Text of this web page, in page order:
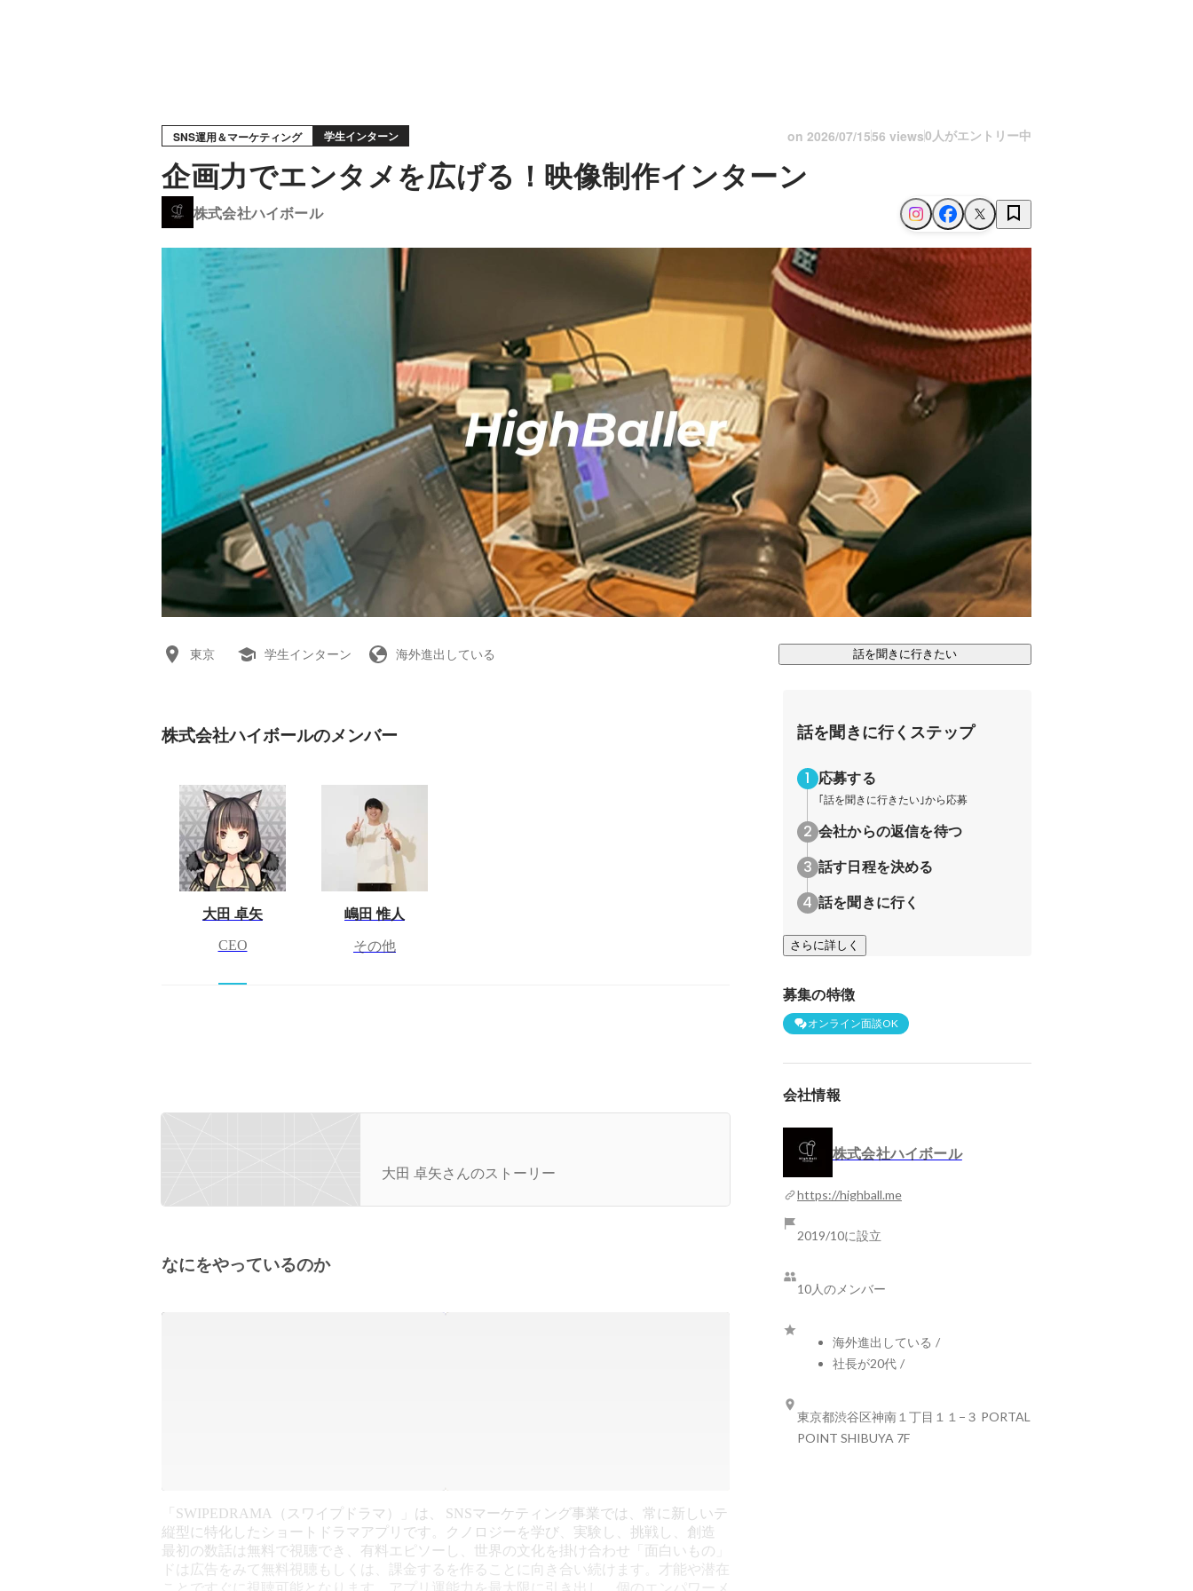
SNS運用＆マーケティング 学生インターン on 2026/07/1556 views0人がエントリー中
企画力でエンタメを広げる！映像制作インターン
株式会社ハイボール
東京 学生インターン 海外進出している 話を聞きに行きたい
株式会社ハイボールのメンバー
大田 卓矢
CEO
嶋田 惟人
その他
大田 卓矢さんのストーリー
なにをやっているのか
「SWIPEDRAMA（スワイプドラマ）」は、
縦型に特化したショートドラマアプリです。
最初の数話は無料で視聴でき、有料エピソー
ドは広告をみて無料視聴もしくは、課金する
ことですぐに視聴可能となります。アプリ運
SNSマーケティング事業では、常に新しいテ
クノロジーを学び、実験し、挑戦し、創造
し、世界の文化を掛け合わせ「面白いもの」
を作ることに向き合い続けます。才能や潜在
能力を最大限に引き出し、個のエンパワーメ
話を聞きに行くステップ
応募する
｢話を聞きに行きたい｣から応募
会社からの返信を待つ
話す日程を決める
話を聞きに行く
さらに詳しく
募集の特徴
オンライン面談OK
会社情報
株式会社ハイボール
https://highball.me
2019/10に設立
10人のメンバー
海外進出している /
社長が20代 /
東京都渋谷区神南１丁目１１−３ PORTAL
POINT SHIBUYA 7F